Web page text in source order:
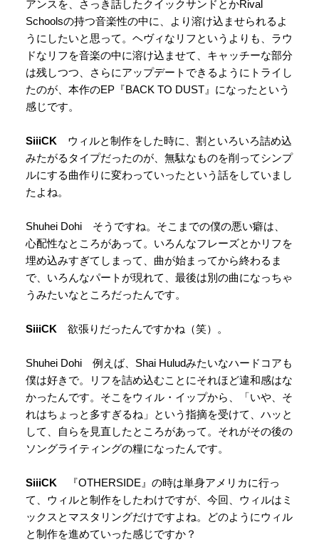
アンスを、さっき話したクイックサンドとかRival
Schoolsの持つ音楽性の中に、より溶け込ませられるよ
うにしたいと思って。ヘヴィなリフというよりも、ラウ
ドなリフを音楽の中に溶け込ませて、キャッチーな部分
は残しつつ、さらにアップデートできるようにトライし
たのが、本作のEP『BACK TO DUST』になったという
感じです。
SiiiCK ウィルと制作をした時に、割といろいろ詰め込
みたがるタイプだったのが、無駄なものを削ってシンプ
ルにする曲作りに変わっていったという話をしていまし
たよね。
Shuhei Dohi そうですね。そこまでの僕の悪い癖は、
心配性なところがあって。いろんなフレーズとかリフを
埋め込みすぎてしまって、曲が始まってから終わるま
で、いろんなパートが現れて、最後は別の曲になっちゃ
うみたいなところだったんです。
SiiiCK 欲張りだったんですかね（笑）。
Shuhei Dohi 例えば、Shai Huludみたいなハードコアも
僕は好きで。リフを詰め込むことにそれほど違和感はな
かったんです。そこをウィル・イップから、「いや、そ
れはちょっと多すぎるね」という指摘を受けて、ハッと
して、自らを見直したところがあって。それがその後の
ソングライティングの糧になったんです。
SiiiCK 『OTHERSIDE』の時は単身アメリカに行っ
て、ウィルと制作をしたわけですが、今回、ウィルはミ
ックスとマスタリングだけですよね。どのようにウィル
と制作を進めていった感じですか？